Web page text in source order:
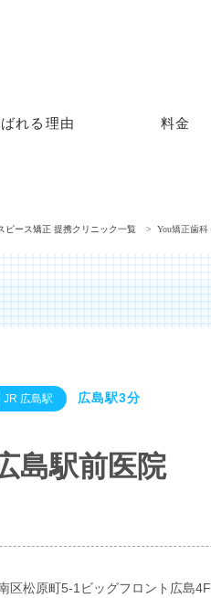
れる理由 料金
ピース矯正 提携クリニック一覧 You矯正歯
JR 広島駅 広島駅3分
島駅前医院
区松原町5-1ビッグフロント広島4F